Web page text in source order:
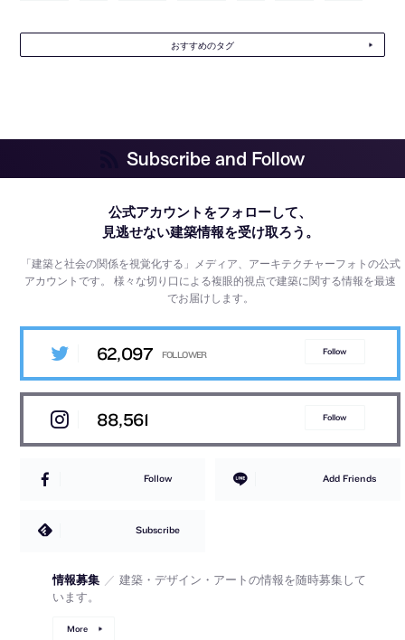
おすすめのタグ
Subscribe and Follow
公式アカウントをフォローして、
見逃せない建築情報を受け取ろう。
「建築と社会の関係を視覚化する」メディア、アーキテクチャーフォトの公式
アカウントです。様々な切り口による複眼的視点で建築に関する情報を最速
でお届けします。
62,097 Follow
88,561 Follow
Follow Add Friends
Subscribe
情報募集 ／ 建築・デザイン・アートの情報を随時募集して
います。
More